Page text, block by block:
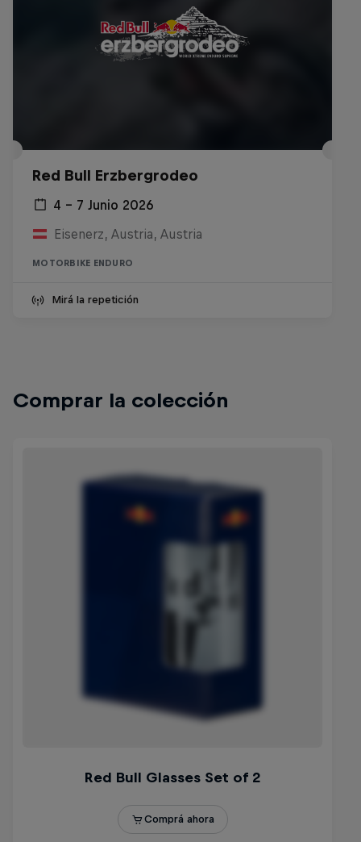
Red Bull Erzbergrodeo
4 – 7 Junio 2026
Eisenerz, Austria, Austria
MOTORBIKE ENDURO
Mirá la repetición
Comprar la colección